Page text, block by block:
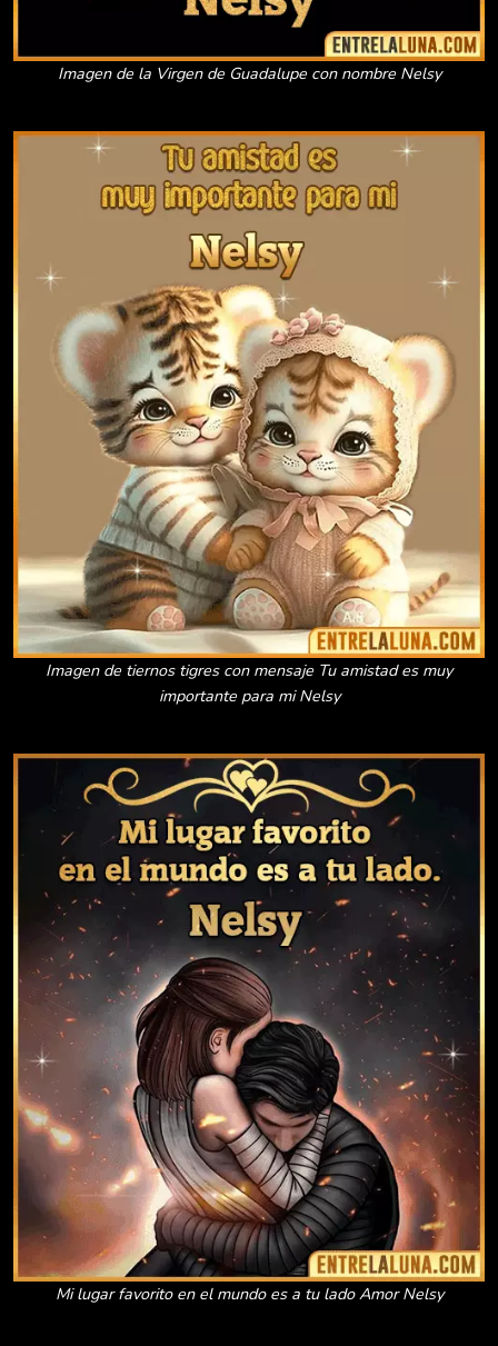
Imagen de la Virgen de Guadalupe con nombre Nelsy
Imagen de tiernos tigres con mensaje Tu amistad es muy
importante para mi Nelsy
Mi lugar favorito en el mundo es a tu lado Amor Nelsy